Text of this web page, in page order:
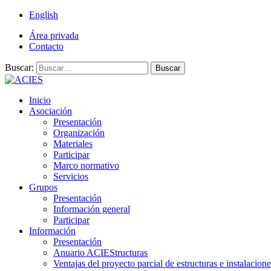
English
Área privada
Contacto
Buscar: Buscar
Inicio
Asociación
Presentación
Organización
Materiales
Participar
Marco normativo
Servicios
Grupos
Presentación
Información general
Participar
Información
Presentación
Anuario ACIEStructuras
Ventajas del proyecto parcial de estructuras e